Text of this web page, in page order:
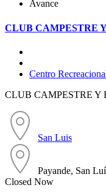
Avance
CLUB CAMPESTRE
Centro
CLUB CAMPESTRE Y
San Luis
Payande, San
Closed Now